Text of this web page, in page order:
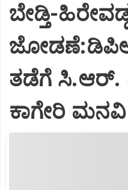
ಬೇಡ್ತಿ-
ತಡೆಗೆ ಸಿ.ಆರ್.
ಕಾಗೇರಿ ಮನವಿ